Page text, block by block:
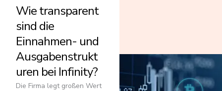
Wie transparent
sind die
Einnahmen- und
Ausgabenstrukt
uren bei Infinity?
Die Firma legt großen Wert